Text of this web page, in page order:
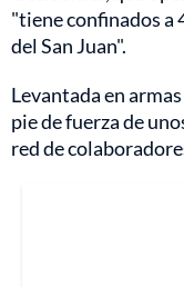
"tiene confinados a
del San Juan".
Levantada en
pie de fuerza de
red de